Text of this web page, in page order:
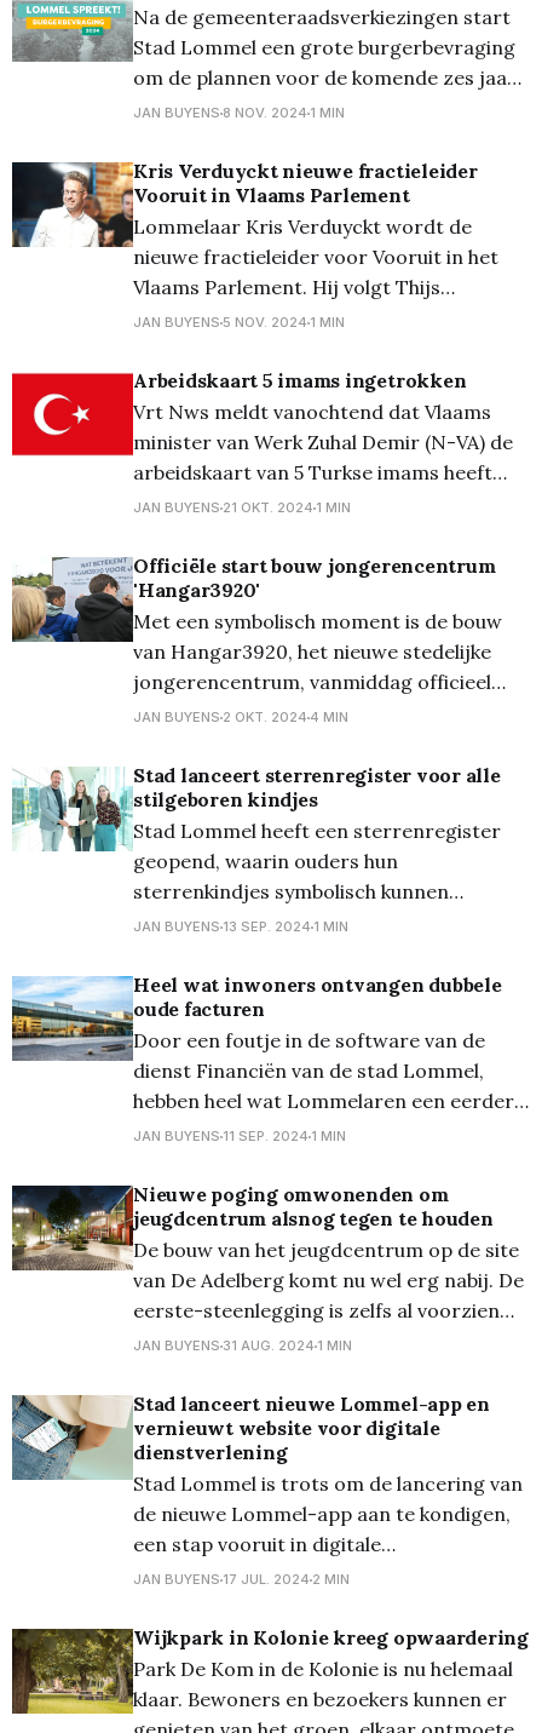
panelgesprekken, ontmoet er
internationale collega’s en ging luisteren
naar de wereldleiders. “Goed klimaatbeleid
neemt iedereen mee en
Na de gemeenteraadsverkiezingen start
Stad Lommel een grote burgerbevraging
om de plannen voor de komende zes jaar
vorm te geven. De bevraging loopt tot 1
woont, werkt of naar school gaat de kans
om mee te denken over de toekomst van
de stad.
JAN BUYENS 8 NOV. 2024 1 MIN
Kris Verduyckt nieuwe fractieleider
Vooruit in Vlaams Parlement
Lommelaar Kris Verduyckt wordt de
nieuwe fractieleider voor Vooruit in het
Vlaams Parlement. Hij volgt Thijs
Verbeurgt op, die het parlement verliet
viceminister-president Melissa
Depraetere. Voor Kris, die ondertussen al
20 jaar politiek actief is, is dit
fractieleiderschap een bekroning van zijn
parlementaire carrière
JAN BUYENS 5 NOV. 2024 1 MIN
Arbeidskaart 5 imams ingetrokken
Vrt Nws meldt vanochtend dat Vlaams
minister van Werk Zuhal Demir (N-VA) de
arbeidskaart van 5 Turkse imams heeft
ingetrokken, dit omdat ze betaald worden
Antwerpen, Gent, Diest, Sint-Niklaas en
Lommel maken deel uit van het Diyanet-
netwerk, dat aangestuurd wordt
JAN BUYENS 21 OKT. 2024 1 MIN
Officiële start bouw jongerencentrum
'Hangar3920'
Met een symbolisch moment is de bouw
van Hangar3920, het nieuwe stedelijke
jongerencentrum, vanmiddag officieel
gestart. De jongeren, buurtbewoners en
maken van het centrum waren aanwezig
om samen met het stadsbestuur de eerste
fase in te luiden. Tijdens het plechtig
moment schreven zij een persoonlijke
JAN BUYENS 2 OKT. 2024 4 MIN
Stad lanceert sterrenregister voor alle
stilgeboren kindjes
Stad Lommel heeft een sterrenregister
geopend, waarin ouders hun
sterrenkindjes symbolisch kunnen
registreren, ongeacht de
ouders een erkenning en een blijvende
herinnering aan hun kindjes. De
burgemeester van Lommel licht toe: “Met
het sterrenregister willen we in Lommel
een plek creëren waar sterrenouders
erkenning en troost
JAN BUYENS 13 SEP. 2024 1 MIN
Heel wat inwoners ontvangen dubbele
oude facturen
Door een foutje in de software van de
dienst Financiën van de stad Lommel,
hebben heel wat Lommelaren een eerder
betaalde factuur opnieuw ontvangen en
betaald. Dat meldt VRT Nieuws. Het zou
vooral gaan om stadsbelastingen en
retributies. De stad Lommel heeft zich
verontschuldigd en belooft
JAN BUYENS 11 SEP. 2024 1 MIN
Nieuwe poging omwonenden om
jeugdcentrum alsnog tegen te houden
De bouw van het jeugdcentrum op de site
van De Adelberg komt nu wel erg nabij. De
eerste-steenlegging is zelfs al voorzien
voor begin oktober... Maar... de bewoners
Lepelstraat in Lommel leggen zich niet
neer bij de bouw van dit Jongerencentrum
'Hangar3920'
JAN BUYENS 31 AUG. 2024 1 MIN
Stad lanceert nieuwe Lommel-app en
vernieuwt website voor digitale
dienstverlening
Stad Lommel is trots om de lancering van
de nieuwe Lommel-app aan te kondigen,
een stap vooruit in digitale
dienstverlening voor alle inwoners van
downloaden en genieten van de vele
voordelen die deze biedt. "Met de
lancering van de Lommel-app brengen we
JAN BUYENS 17 JUL. 2024 2 MIN
Wijkpark in Kolonie kreeg opwaardering
Park De Kom in de Kolonie is nu helemaal
klaar. Bewoners en bezoekers kunnen er